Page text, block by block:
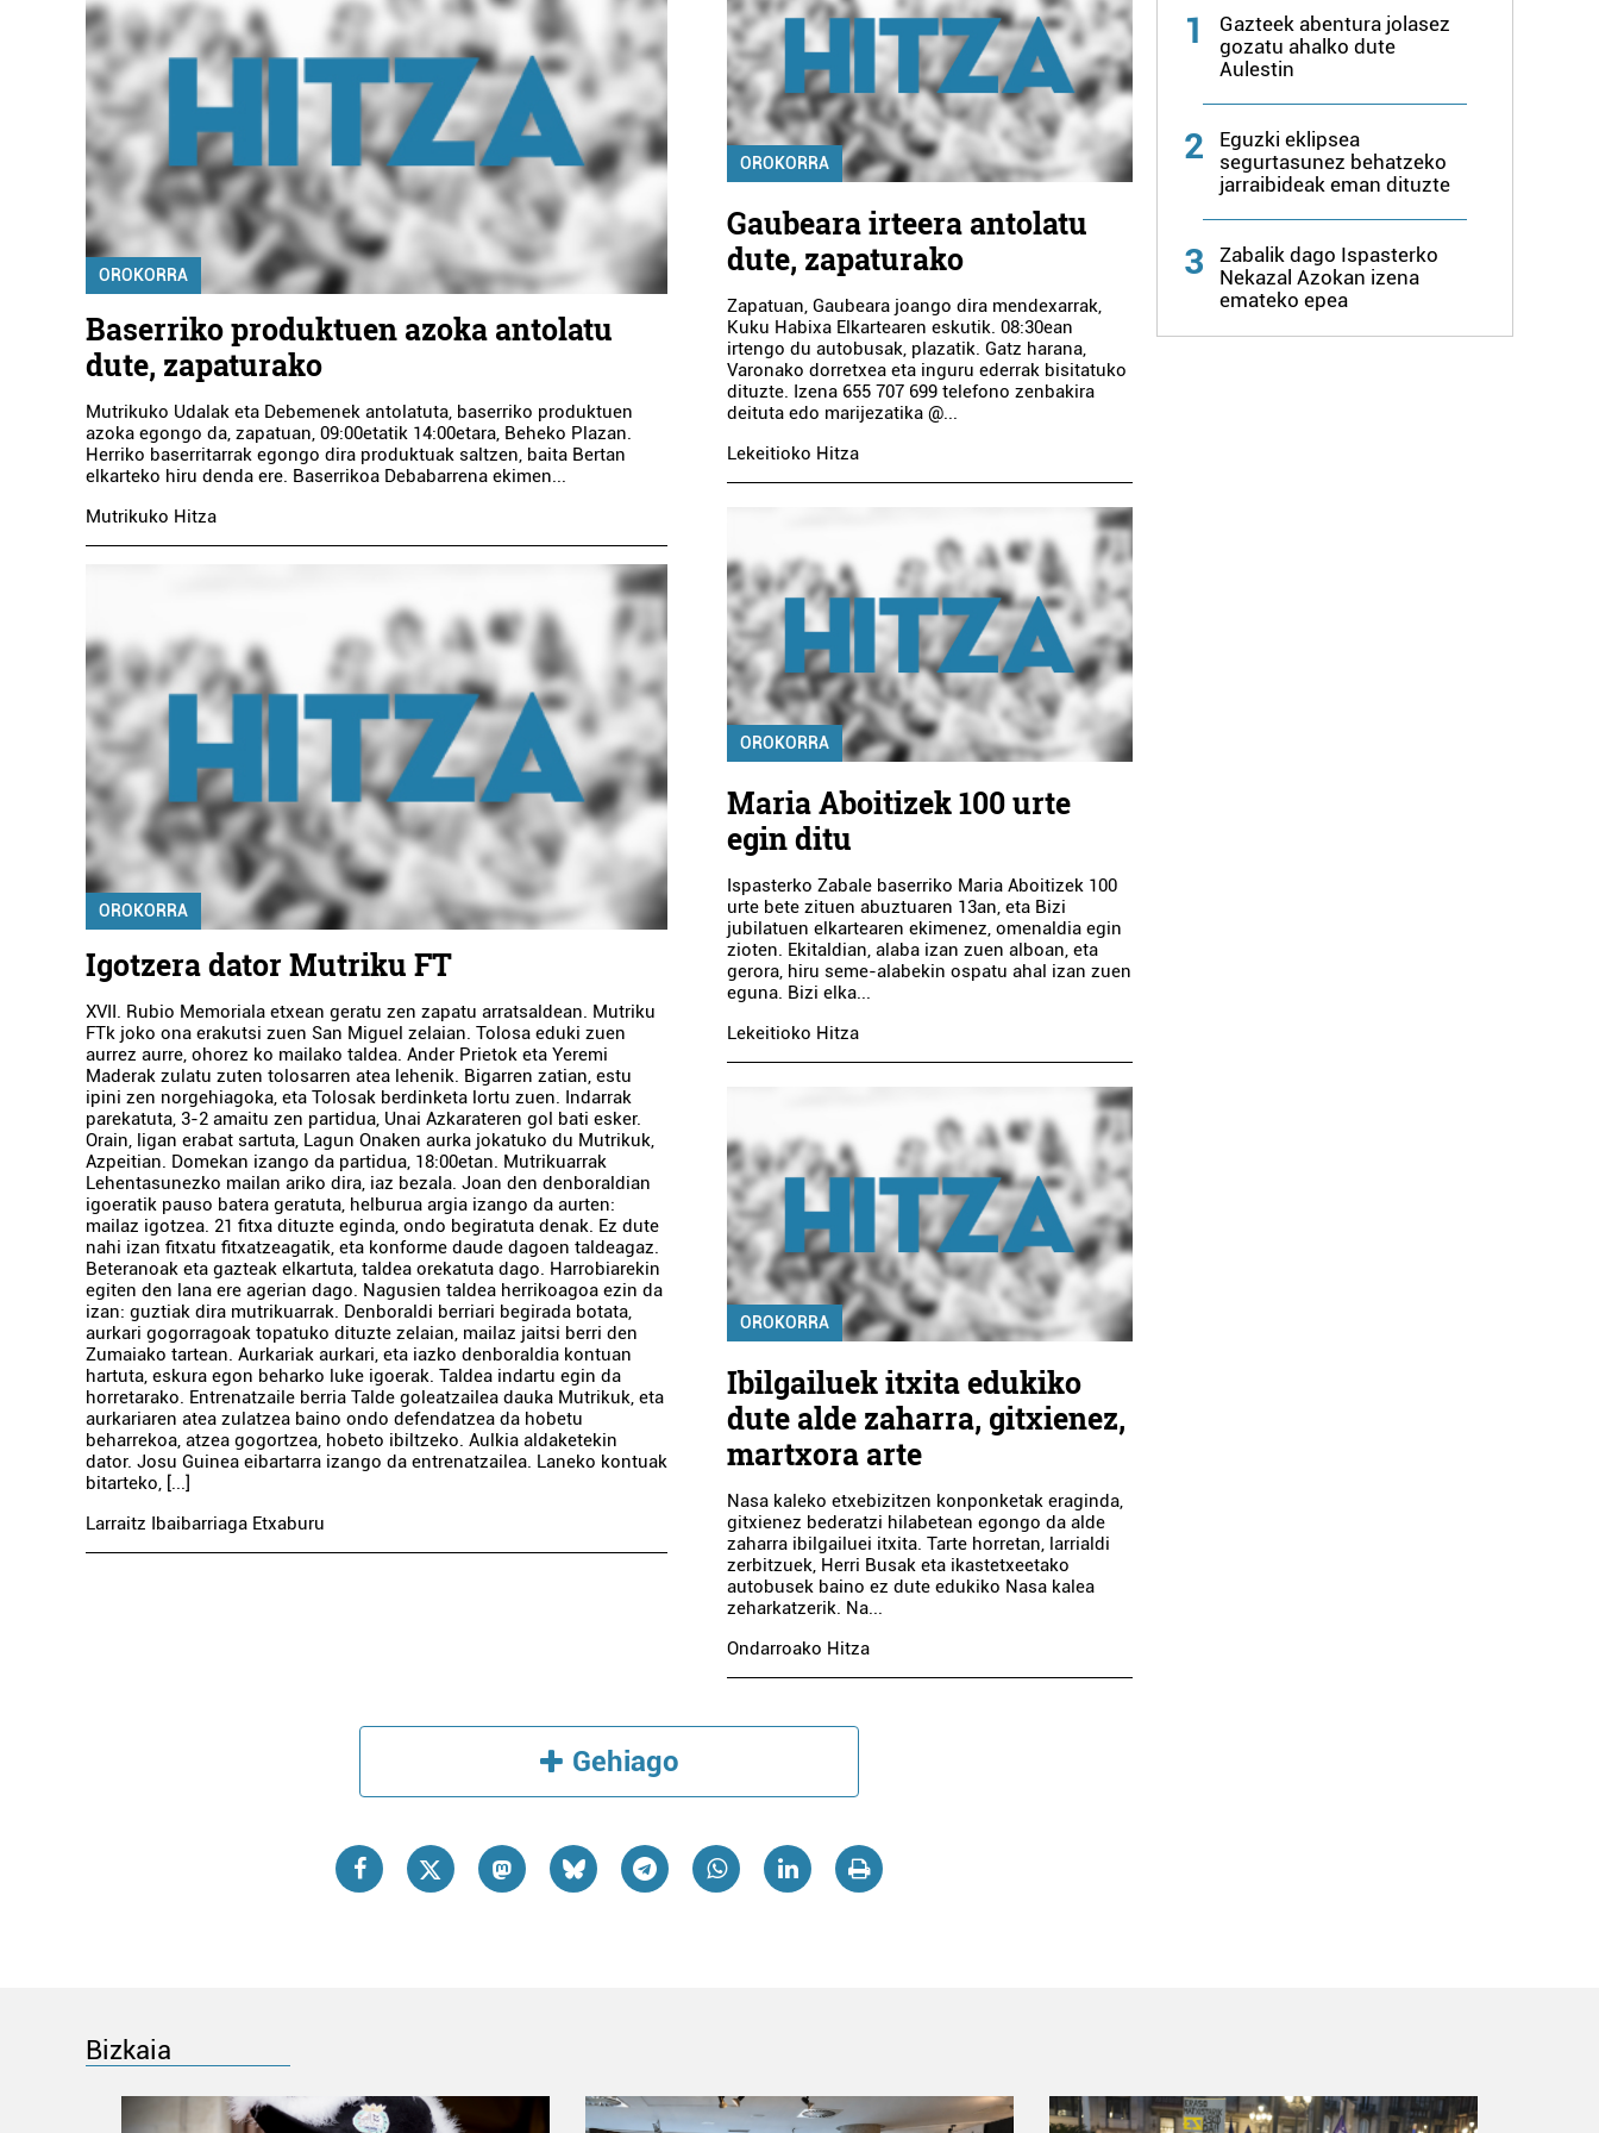
OROKORRA
Baserriko produktuen azoka antolatu
dute, zapaturako
Mutrikuko Udalak eta Debemenek antolatuta, baserriko produktuen
azoka egongo da, zapatuan, 09:00etatik 14:00etara, Beheko Plazan.
Herriko baserritarrak egongo dira produktuak saltzen, baita Bertan
elkarteko hiru denda ere. Baserrikoa Debabarrena ekimen...
Mutrikuko Hitza
OROKORRA
Igotzera dator Mutriku FT
XVII. Rubio Memoriala etxean geratu zen zapatu arratsaldean. Mutriku
FTk joko ona erakutsi zuen San Miguel zelaian. Tolosa eduki zuen
aurrez aurre, ohorez ko mailako taldea. Ander Prietok eta Yeremi
Maderak zulatu zuten tolosarren atea lehenik. Bigarren zatian, estu
ipini zen norgehiagoka, eta Tolosak berdinketa lortu zuen. Indarrak
parekatuta, 3-2 amaitu zen partidua, Unai Azkarateren gol bati esker.
Orain, ligan erabat sartuta, Lagun Onaken aurka jokatuko du Mutrikuk,
Azpeitian. Domekan izango da partidua, 18:00etan. Mutrikuarrak
Lehentasunezko mailan ariko dira, iaz bezala. Joan den denboraldian
igoeratik pauso batera geratuta, helburua argia izango da aurten:
mailaz igotzea. 21 fitxa dituzte eginda, ondo begiratuta denak. Ez dute
nahi izan fitxatu fitxatzeagatik, eta konforme daude dagoen taldeagaz.
Beteranoak eta gazteak elkartuta, taldea orekatuta dago. Harrobiarekin
egiten den lana ere agerian dago. Nagusien taldea herrikoagoa ezin da
izan: guztiak dira mutrikuarrak. Denboraldi berriari begirada botata,
aurkari gogorragoak topatuko dituzte zelaian, mailaz jaitsi berri den
Zumaiako tartean. Aurkariak aurkari, eta iazko denboraldia kontuan
hartuta, eskura egon beharko luke igoerak. Taldea indartu egin da
horretarako. Entrenatzaile berria Talde goleatzailea dauka Mutrikuk, eta
aurkariaren atea zulatzea baino ondo defendatzea da hobetu
beharrekoa, atzea gogortzea, hobeto ibiltzeko. Aulkia aldaketekin
dator. Josu Guinea eibartarra izango da entrenatzailea. Laneko kontuak
bitarteko, [...]
Larraitz Ibaibarriaga Etxaburu
OROKORRA
Gaubeara irteera antolatu
dute, zapaturako
Zapatuan, Gaubeara joango dira mendexarrak,
Kuku Habixa Elkartearen eskutik. 08:30ean
irtengo du autobusak, plazatik. Gatz harana,
Varonako dorretxea eta inguru ederrak bisitatuko
dituzte. Izena 655 707 699 telefono zenbakira
deituta edo marijezatika @...
Lekeitioko Hitza
OROKORRA
Maria Aboitizek 100 urte
egin ditu
Ispasterko Zabale baserriko Maria Aboitizek 100
urte bete zituen abuztuaren 13an, eta Bizi
jubilatuen elkartearen ekimenez, omenaldia egin
zioten. Ekitaldian, alaba izan zuen alboan, eta
gerora, hiru seme-alabekin ospatu ahal izan zuen
eguna. Bizi elka...
Lekeitioko Hitza
OROKORRA
Ibilgailuek itxita edukiko
dute alde zaharra, gitxienez,
martxora arte
Nasa kaleko etxebizitzen konponketak eraginda,
gitxienez bederatzi hilabetean egongo da alde
zaharra ibilgailuei itxita. Tarte horretan, larrialdi
zerbitzuek, Herri Busak eta ikastetxeetako
autobusek baino ez dute edukiko Nasa kalea
zeharkatzerik. Na...
Ondarroako Hitza
Gehiago
1
Gazteek abentura jolasez
gozatu ahalko dute
Aulestin
2
Eguzki eklipsea
segurtasunez behatzeko
jarraibideak eman dituzte
3
Zabalik dago Ispasterko
Nekazal Azokan izena
emateko epea
Bizkaia